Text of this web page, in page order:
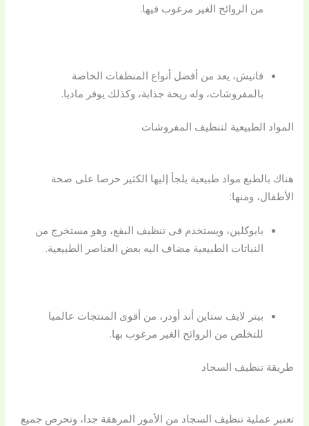
من الروائح الغير مرغوب فيها.
فانيش، يعد من أفضل أنواع المنظفات الخاصة
بالمفروشات، وله ريحة جذابة، وكذلك يوفر ماديا.
المواد الطبيعية لتنظيف المفروشات
هناك بالطبع مواد طبيعية يلجأ إليها الكثير حرصا على صحة
الأطفال، ومنها:
بايوكلين، ويستخدم فى تنظيف البقع، وهو مستخرج من
النباتات الطبيعية مضاف اليه بعض العناصر الطبيعية.
بيتر لايف ستاين أند أودر، من أقوى المنتجات عالميا
للتخلص من الروائح الغير مرغوب بها.
طريقة تنظيف السجاد
تعتبر عملية تنظيف السجاد من الأمور المرهقة جدا، وتحرص جميع